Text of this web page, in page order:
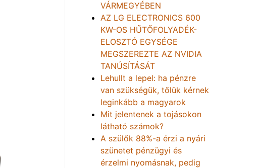
VÁRMEGYÉBEN
AZ LG ELECTRONICS 600
KW-OS HŰTŐFOLYADÉK-
ELOSZTÓ EGYSÉGE
MEGSZEREZTE AZ NVIDIA
TANÚSÍTÁSÁT
Lehullt a lepel: ha pénzre
van szükségük, tőlük kérnek
leginkább a magyarok
Mit jelentenek a tojásokon
látható számok?
A szülők 88%-a érzi a nyári
szünetet pénzügyi és
érzelmi nyomásnak, pedig